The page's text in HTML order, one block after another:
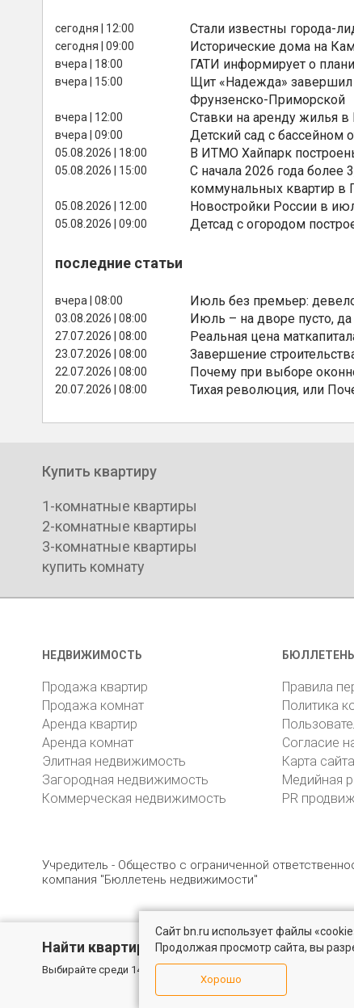
Найти квартиру - это просто!
Выбирайте среди 14 тысяч проверенных вариантов на
сегодня | 12:00 Стали известны города-
сегодня | 09:00 Исторические дома на
вчера | 18:00 ГАТИ информирует о
вчера | 15:00
Щит «Надежда» завершил
Фрунзенско-Приморской
вчера | 12:00 Ставки на аренду жилья
вчера | 09:00 Детский сад с бассейном
05.08.2026 | 18:00 В ИТМО Хайпарк
05.08.2026 | 15:00
С начала 2026 года
коммунальных квартир в
05.08.2026 | 12:00 Новостройки России в
05.08.2026 | 09:00 Детсад с огородом
последние статьи
вчера | 08:00 Июль без премьер:
03.08.2026 | 08:00 Июль – на дворе пусто, да
27.07.2026 | 08:00 Реальная цена
23.07.2026 | 08:00 Завершение
22.07.2026 | 08:00 Почему при выборе
20.07.2026 | 08:00 Тихая революция, или
Купить квартиру
1-комнатные квартиры
2-комнатные квартиры
3-комнатные квартиры
купить комнату
НЕДВИЖИМОСТЬ
Продажа квартир
Продажа комнат
Аренда квартир
Аренда комнат
Элитная недвижимость
Загородная недвижимость
Коммерческая недвижимость
Правила
Политика
Согласие
Карта сайта
Медийная
PR
Учредитель - Общество с ограниченной
компания "Бюллетень недвижимости"
© 2005 – 2026, ООО «УК «БН» 8 (812) 331-93-56
Сайт bn.ru использует файлы
Продолжая просмотр сайта, вы
Хорошо